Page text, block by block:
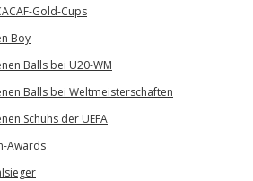
Gold-Cups
Boy
Balls bei U20-WM
Balls bei Weltmeisterschaften
Schuhs der UEFA
Awards